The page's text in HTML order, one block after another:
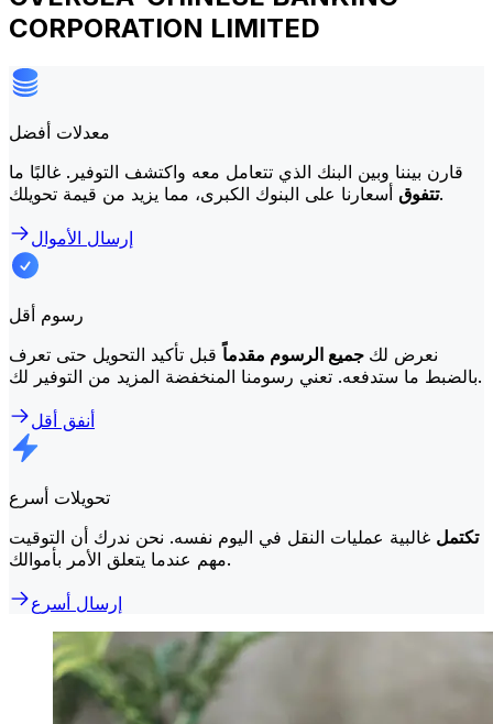
CORPORATION LIMITED
معدلات أفضل
قارن بيننا وبين البنك الذي تتعامل معه واكتشف التوفير. غالبًا ما
تتفوقأسعارنا على البنوك الكبرى، مما يزيد من قيمة تحويلك.
إرسال الأموال
رسوم أقل
نعرض لك جميع الرسوم مقدماًقبل تأكيد التحويل حتى تعرف
بالضبط ما ستدفعه. تعني رسومنا المنخفضة المزيد من التوفير لك.
أنفق أقل
تحويلات أسرع
تكتمل غالبية عمليات النقل في اليوم نفسه. نحن ندرك أن التوقيت
مهم عندما يتعلق الأمر بأموالك.
إرسال أسرع